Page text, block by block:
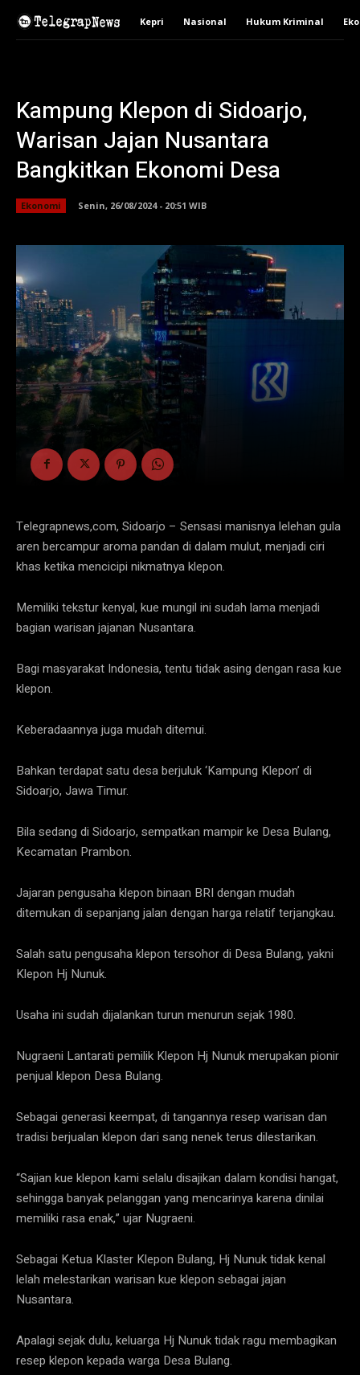
Kepri Nasional Hukum Kriminal
Kampung Klepon di Sidoarjo,
Warisan Jajan Nusantara
Bangkitkan Ekonomi Desa
Ekonomi Senin, 26/08/2024 - 20:51 WIB
Telegrapnews,com, Sidoarjo – Sensasi manisnya lelehan gula
aren bercampur aroma pandan di dalam mulut, menjadi ciri
khas ketika mencicipi nikmatnya klepon.
Memiliki tekstur kenyal, kue mungil ini sudah lama menjadi
bagian warisan jajanan Nusantara.
Bagi masyarakat Indonesia, tentu tidak asing dengan rasa kue
klepon.
Keberadaannya juga mudah ditemui.
Bahkan terdapat satu desa berjuluk ‘Kampung Klepon’ di
Sidoarjo, Jawa Timur.
Bila sedang di Sidoarjo, sempatkan mampir ke Desa Bulang,
Kecamatan Prambon.
Jajaran pengusaha klepon binaan BRI dengan mudah
ditemukan di sepanjang jalan dengan harga relatif terjangkau.
Salah satu pengusaha klepon tersohor di Desa Bulang, yakni
Klepon Hj Nunuk.
Usaha ini sudah dijalankan turun menurun sejak 1980.
Nugraeni Lantarati pemilik Klepon Hj Nunuk merupakan pionir
penjual klepon Desa Bulang.
Sebagai generasi keempat, di tangannya resep warisan dan
tradisi berjualan klepon dari sang nenek terus dilestarikan.
“Sajian kue klepon kami selalu disajikan dalam kondisi hangat,
sehingga banyak pelanggan yang mencarinya karena dinilai
memiliki rasa enak,” ujar Nugraeni.
Sebagai Ketua Klaster Klepon Bulang, Hj Nunuk tidak kenal
lelah melestarikan warisan kue klepon sebagai jajan
Nusantara.
Apalagi sejak dulu, keluarga Hj Nunuk tidak ragu membagikan
resep klepon kepada warga Desa Bulang.